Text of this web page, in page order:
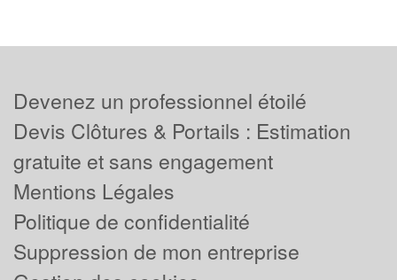
Devenez un professionnel étoilé
Devis Clôtures & Portails : Estimation
gratuite et sans engagement
Mentions Légales
Politique de confidentialité
Suppression de mon entreprise